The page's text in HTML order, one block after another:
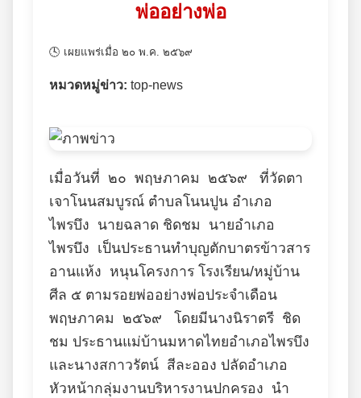
พ่ออย่างพ่อ
🕓 เผยแพร่เมื่อ ๒๐ พ.ค. ๒๕๖๙
หมวดหมู่ข่าว: top-news
เมื่อวันที่ ๒๐ พฤษภาคม ๒๕๖๙ ที่วัดตา
เจาโนนสมบูรณ์ ตำบลโนนปูน อำเภอ
ไพรบึง นายฉลาด ชิดชม นายอำเภอ
ไพรบึง เป็นประธานทำบุญตักบาตรข้าวสาร
อานแห้ง หนุนโครงการ โรงเรียน/หมู่บ้าน
ศีล ๕ ตามรอยพ่ออย่างพ่อประจำเดือน
พฤษภาคม ๒๕๖๙ โดยมีนางนิราตรี ชิด
ชม ประธานแม่บ้านมหาดไทยอำเภอไพรบึง
และนางสกาวรัตน์ สีละออง ปลัดอำเภอ
หัวหน้ากลุ่มงานบริหารงานปกครอง นำ